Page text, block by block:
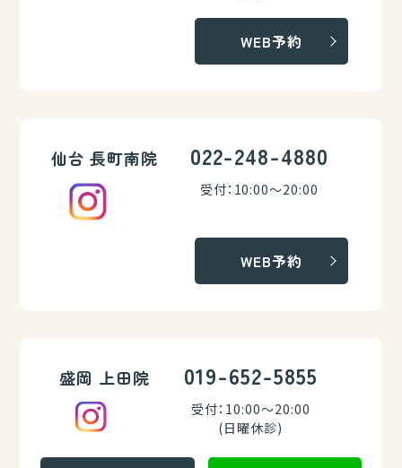
WEB予約
仙台 長町南院 022-248-4880
受付：10:00～20:00
WEB予約
盛岡 上田院 019-652-5855
受付：10:00～20:00
(日曜休診)